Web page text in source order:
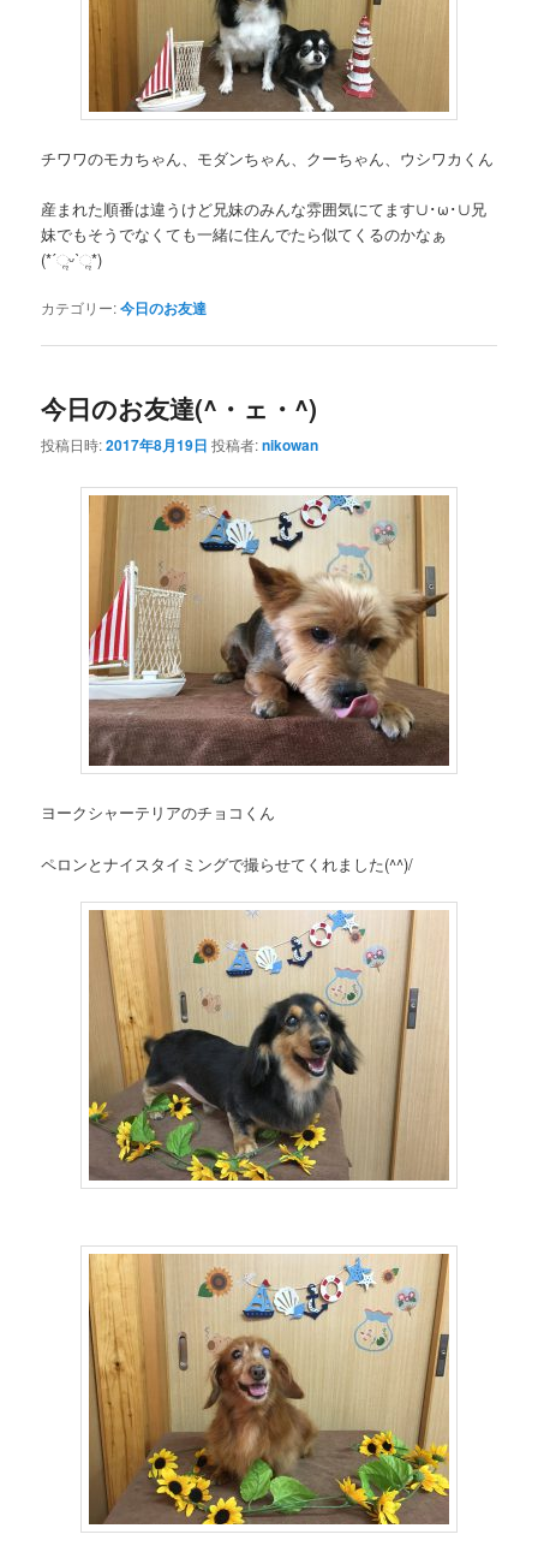
チワワのモカちゃん、モダンちゃん、クーちゃん、ウシワカくん
産まれた順番は違うけど兄妹のみんな雰囲気にてます∪･ω･∪兄
妹でもそうでなくても一緒に住んでたら似てくるのかなぁ
(*ˊૢᵕˋૢ*)
カテゴリー:今日のお友達
今日のお友達(^・ェ・^)
投稿日時:2017年8月19日 投稿者:nikowan
ヨークシャーテリアのチョコくん
ペロンとナイスタイミングで撮らせてくれました(^^)/